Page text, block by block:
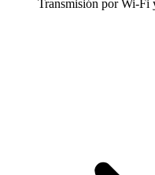
Transmisión por Wi-Fi